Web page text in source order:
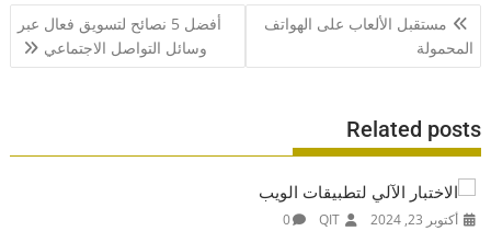
تصفّح
المقالات
مستقبل الألعاب على الهواتف
المحمولة
أفضل 5 نصائح لتسويق فعال عبر
وسائل التواصل الاجتماعي
Related posts
أكتوبر 23, 2024 QIT
0